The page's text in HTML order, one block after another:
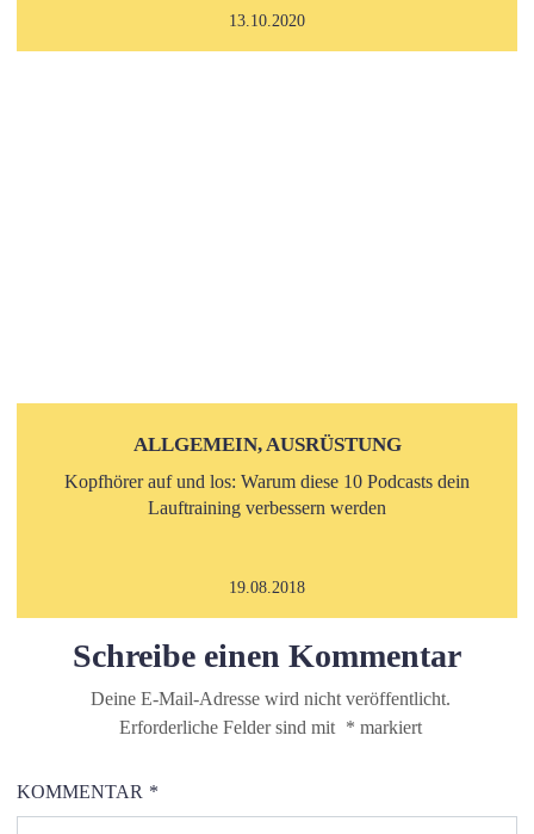
13.10.2020
ALLGEMEIN, AUSRÜSTUNG
Kopfhörer auf und los: Warum diese 10 Podcasts dein
Lauftraining verbessern werden
19.08.2018
Schreibe einen Kommentar
Deine E-Mail-Adresse wird nicht veröffentlicht.
Erforderliche Felder sind mit * markiert
KOMMENTAR *